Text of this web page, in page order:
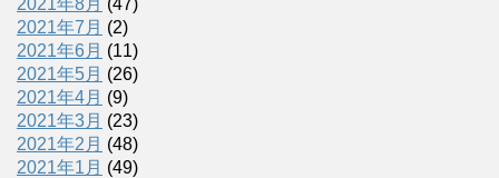
2021年7月 (2)
2021年6月 (11)
2021年5月 (26)
2021年4月 (9)
2021年3月 (23)
2021年2月 (48)
2021年1月 (49)